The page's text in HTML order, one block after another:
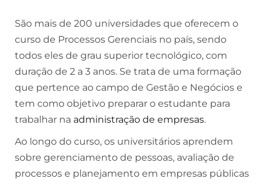
São mais de 200 universidades que oferecem o
curso de Processos Gerenciais no país, sendo
todos eles de grau superior tecnológico, com
duração de 2 a 3 anos. Se trata de uma formação
que pertence ao campo de Gestão e Negócios e
tem como objetivo preparar o estudante para
trabalhar na administração de empresas.
Ao longo do curso, os universitários aprendem
sobre gerenciamento de pessoas, avaliação de
processos e planejamento em empresas públicas